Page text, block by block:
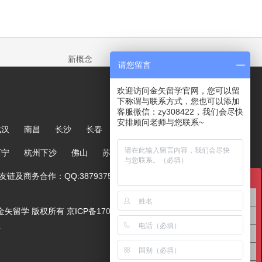
新概念
南昌 长沙 长春 哈尔滨 大连 郑州
杭州下沙 佛山 苏州
商务合作：QQ:387937567
矢留学 版权所有 京ICP备17005244号-1
澳洲留学咨询
美国留学咨询
请您留言
欢迎访问金矢留学官网，您可以留
下称谓与联系方式，您也可以添加
客服微信：zy308422，我们会尽快
安排顾问老师与您联系~